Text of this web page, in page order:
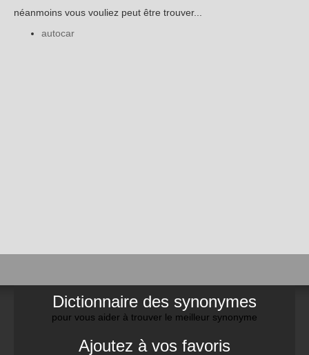
néanmoins vous vouliez peut être trouver...
autocar
Dictionnaire des synonymes
pour vous aider à trouver le meilleur synonyme
Ajoutez à vos favoris